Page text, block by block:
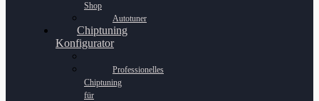
Shop
Autotuner
Chiptuning
Konfigurator
Professionelles
Chiptuning
für